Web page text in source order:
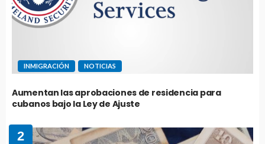
INMIGRACIÓN NOTICIAS
Aumentan las aprobaciones de residencia para
cubanos bajo la Ley de Ajuste
2